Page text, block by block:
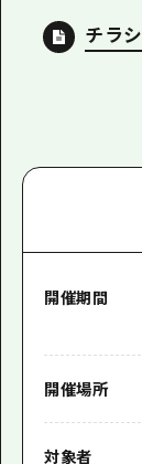
チラシ
開催期間
開催場所
対象者